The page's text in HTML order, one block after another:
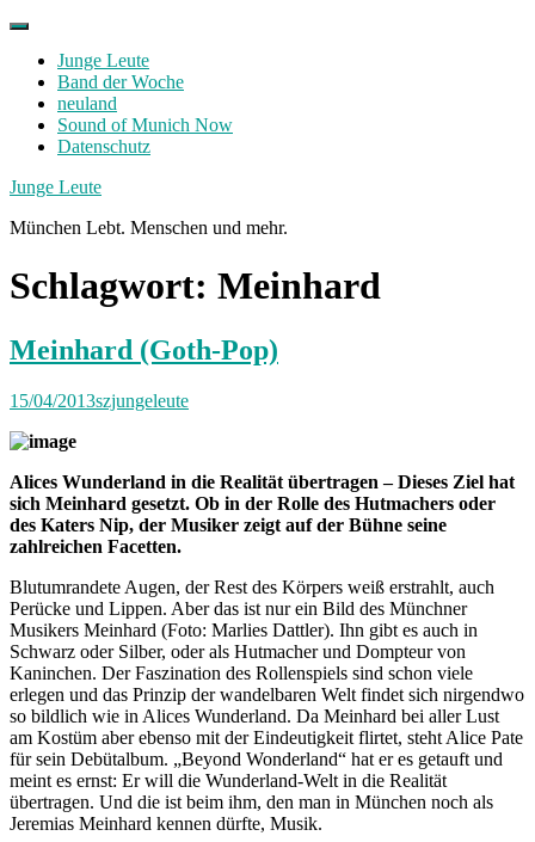
Skip
contentJunge Leute
Band der Woche
neuland
Sound of Munich Now
Datenschutz
Facebook
Twitter
Instagram
Junge Leute
München Lebt. Menschen und mehr.
Schlagwort: Meinhard
Meinhard (Goth-Pop)
15/04/2013szjungeleute
Alices Wunderland in die Realität übertragen – Dieses Ziel hat
sich Meinhard gesetzt. Ob in der Rolle des Hutmachers oder
des Katers Nip, der Musiker zeigt auf der Bühne seine
zahlreichen Facetten.
Blutumrandete Augen, der Rest des Körpers weiß erstrahlt, auch
Perücke und Lippen. Aber das ist nur ein Bild des Münchner
Musikers Meinhard (Foto: Marlies Dattler). Ihn gibt es auch in
Schwarz oder Silber, oder als Hutmacher und Dompteur von
Kaninchen. Der Faszination des Rollenspiels sind schon viele
erlegen und das Prinzip der wandelbaren Welt findet sich nirgendwo
so bildlich wie in Alices Wunderland. Da Meinhard bei aller Lust
am Kostüm aber ebenso mit der Eindeutigkeit flirtet, steht Alice Pate
für sein Debütalbum. „Beyond Wonderland“ hat er es getauft und
meint es ernst: Er will die Wunderland-Welt in die Realität
übertragen. Und die ist beim ihm, den man in München noch als
Jeremias Meinhard kennen dürfte, Musik.